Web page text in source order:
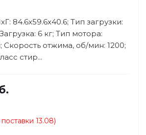
84.6x59.6x40.6; Тип загрузки:
6 кг; Тип мотора:
Скорость отжима, об/мин: 1200;
стир...
13.08)